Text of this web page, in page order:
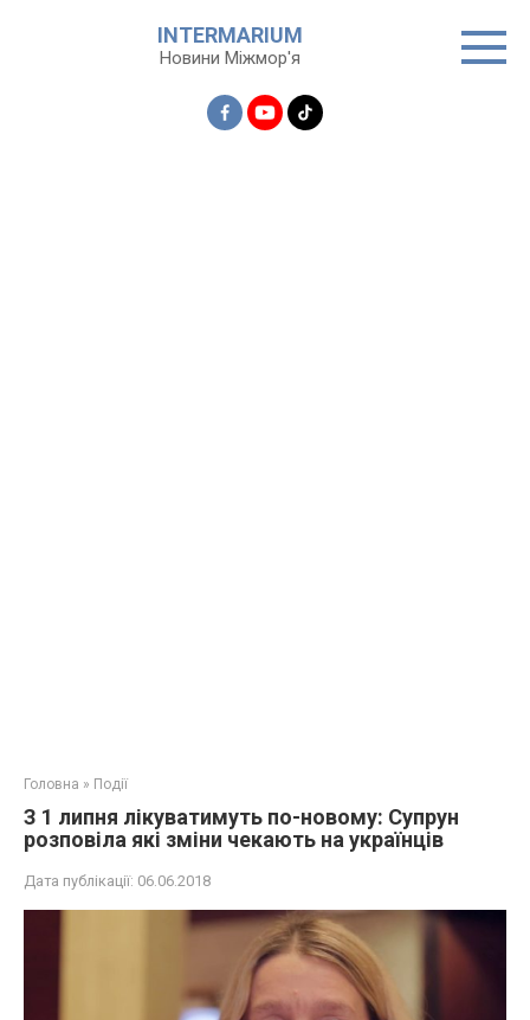
INTERMARIUM
Новини Міжмор'я
Головна » Події
З 1 липня лікувaтимуть по-новому: Супрун
розповіла які зміни чекають на українців
Дата публікації: 06.06.2018